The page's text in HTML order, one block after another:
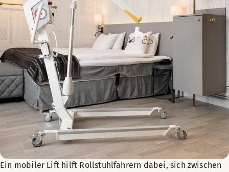
Ein mobiler Lift hilft Rollstuhlfahrern dabei, sich zwischen